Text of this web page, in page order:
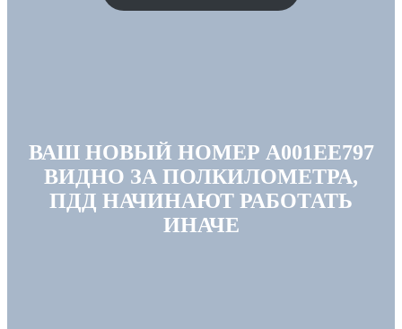
ВАШ НОВЫЙ НОМЕР А001ЕЕ797
ВИДНО ЗА ПОЛКИЛОМЕТРА,
ПДД НАЧИНАЮТ РАБОТАТЬ
ИНАЧЕ